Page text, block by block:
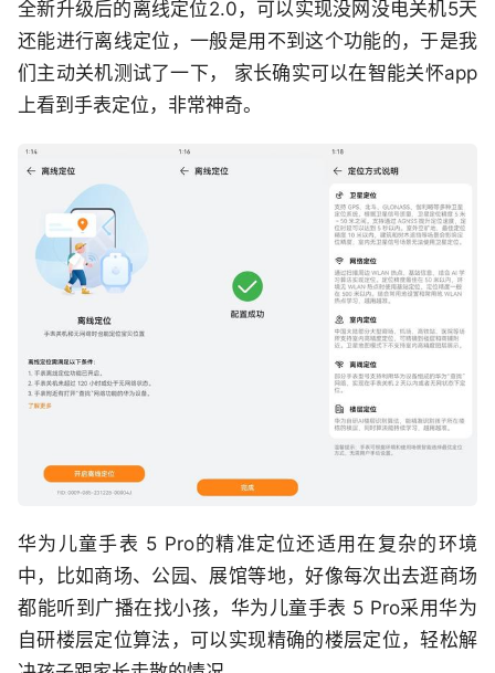
全新升级后的离线定位2.0，可以实现没网没电关机5天
还能进行离线定位，一般是用不到这个功能的，于是我
们主动关机测试了一下， 家长确实可以在智能关怀app
上看到手表定位，非常神奇。
华为儿童手表 5 Pro的精准定位还适用在复杂的环境
中，比如商场、公园、展馆等地，好像每次出去逛商场
都能听到广播在找小孩，华为儿童手表 5 Pro采用华为
自研楼层定位算法，可以实现精确的楼层定位，轻松解